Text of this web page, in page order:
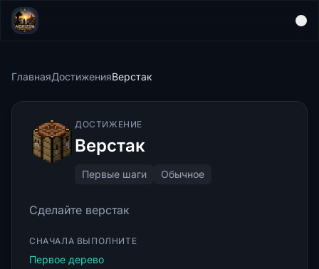
ГлавнаяДостиженияВерстак
ДОСТИЖЕНИЕ
Верстак
Первые шаги Обычное
Сделайте верстак
СНАЧАЛА ВЫПОЛНИТЕ
Первое дерево